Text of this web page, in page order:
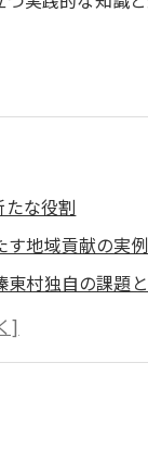
な役割
す地域貢献の実例
村独自の課題
自然環境との共
る安心な地域づ
影響を探る